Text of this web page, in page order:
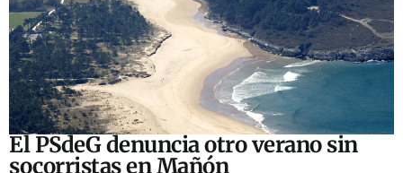
El PSdeG denuncia otro verano sin
socorristas en Mañón